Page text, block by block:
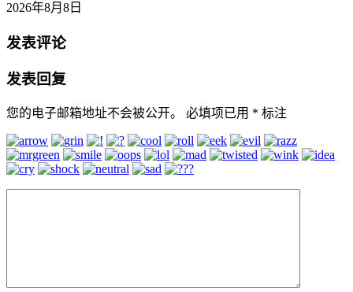
2026年8月8日
发表评论
发表回复
您的电子邮箱地址不会被公开。 必填项已用 * 标注